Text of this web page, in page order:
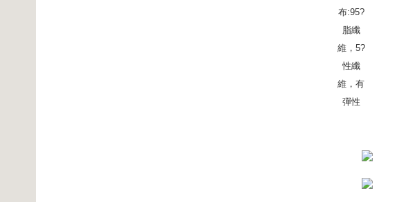
布:95?
脂纖
維，5?
性纖
維，有
彈性